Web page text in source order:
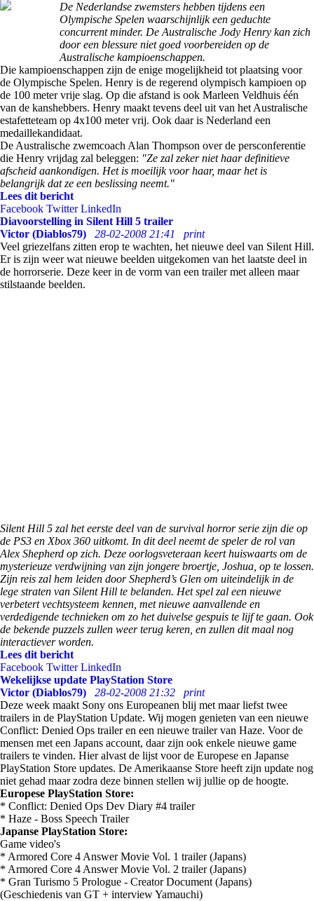
De Nederlandse zwemsters hebben tijdens een
Olympische Spelen waarschijnlijk een geduchte
concurrent minder. De Australische Jody Henry kan zich
door een blessure niet goed voorbereiden op de
Australische kampioenschappen.
Die kampioenschappen zijn de enige mogelijkheid tot plaatsing voor
de Olympische Spelen. Henry is de regerend olympisch kampioen op
de 100 meter vrije slag. Op die afstand is ook Marleen Veldhuis één
van de kanshebbers. Henry maakt tevens deel uit van het Australische
estafetteteam op 4x100 meter vrij. Ook daar is Nederland een
medaillekandidaat.
De Australische zwemcoach Alan Thompson over de persconferentie
die Henry vrijdag zal beleggen: "Ze zal zeker niet haar definitieve
afscheid aankondigen. Het is moeilijk voor haar, maar het is
belangrijk dat ze een beslissing neemt."
Lees dit bericht
Facebook Twitter LinkedIn
Diavoorstelling in Silent Hill 5 trailer
Victor (Diablos79)
28-02-2008 21:41
print
Veel griezelfans zitten erop te wachten, het nieuwe deel van Silent Hill.
Er is zijn weer wat nieuwe beelden uitgekomen van het laatste deel in
de horrorserie. Deze keer in de vorm van een trailer met alleen maar
stilstaande beelden.
Silent Hill 5 zal het eerste deel van de survival horror serie zijn die op
de PS3 en Xbox 360 uitkomt. In dit deel neemt de speler de rol van
Alex Shepherd op zich. Deze oorlogsveteraan keert huiswaarts om de
mysterieuze verdwijning van zijn jongere broertje, Joshua, op te lossen.
Zijn reis zal hem leiden door Shepherd’s Glen om uiteindelijk in de
lege straten van Silent Hill te belanden. Het spel zal een nieuwe
verbetert vechtsysteem kennen, met nieuwe aanvallende en
verdedigende technieken om zo het duivelse gespuis te lijf te gaan. Ook
de bekende puzzels zullen weer terug keren, en zullen dit maal nog
interactiever worden.
Lees dit bericht
Facebook Twitter LinkedIn
Wekelijkse update PlayStation Store
Victor (Diablos79)
28-02-2008 21:32
print
Deze week maakt Sony ons Europeanen blij met maar liefst twee
trailers in de PlayStation Update. Wij mogen genieten van een nieuwe
Conflict: Denied Ops trailer en een nieuwe trailer van Haze. Voor de
mensen met een Japans account, daar zijn ook enkele nieuwe game
trailers te vinden. Hier alvast de lijst voor de Europese en Japanse
PlayStation Store updates. De Amerikaanse Store heeft zijn update nog
niet gehad maar zodra deze binnen stellen wij jullie op de hoogte.
Europese PlayStation Store:
* Conflict: Denied Ops Dev Diary #4 trailer
* Haze - Boss Speech Trailer
Japanse PlayStation Store:
Game video's
* Armored Core 4 Answer Movie Vol. 1 trailer (Japans)
* Armored Core 4 Answer Movie Vol. 2 trailer (Japans)
* Gran Turismo 5 Prologue - Creator Document (Japans)
(Geschiedenis van GT + interview Yamauchi)